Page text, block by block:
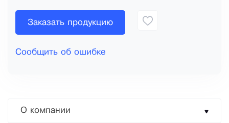
Заказать продукцию
Сообщить об ошибке
О компании